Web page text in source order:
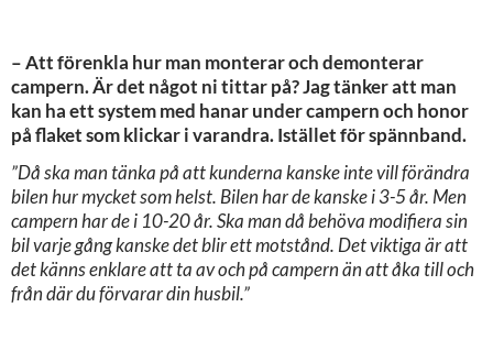
– Att förenkla hur man monterar och demonterar
campern. Är det något ni tittar på? Jag tänker att man
kan ha ett system med hanar under campern och honor
på flaket som klickar i varandra. Istället för spännband.
”Då ska man tänka på att kunderna kanske inte vill förändra
bilen hur mycket som helst. Bilen har de kanske i 3-5 år. Men
campern har de i 10-20 år. Ska man då behöva modifiera sin
bil varje gång kanske det blir ett motstånd. Det viktiga är att
det känns enklare att ta av och på campern än att åka till och
från där du förvarar din husbil.”